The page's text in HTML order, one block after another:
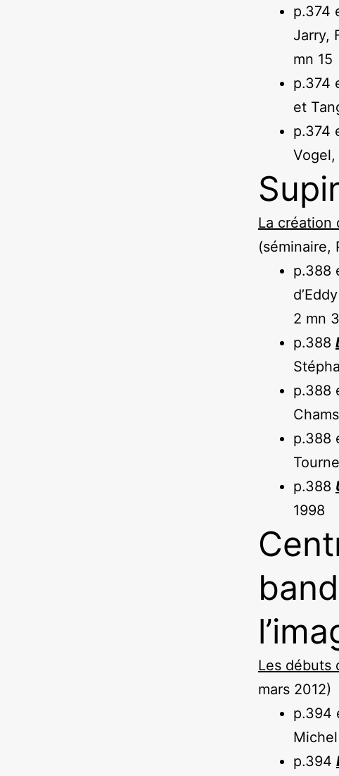
p.374
Jarry,
mn 15
p.374
et
p.374
Vogel,
La création
(séminaire,
p.388
2 mn
p.388
p.388
p.388
p.388
1998
Les débuts
mars 2012)
p.394
p.394